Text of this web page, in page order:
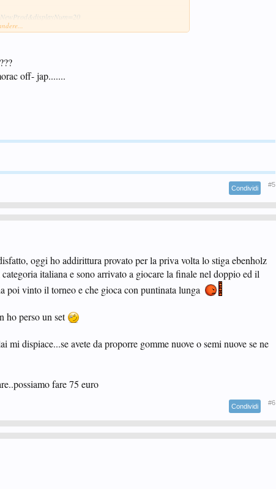
off- jap.......
Condividi #5
oggi ho addirittura provato per la priva volta lo stiga ebenholz
italiana e sono arrivato a giocare la finale nel doppio ed il
poi vinto il torneo e che gioca con puntinata lunga
ho perso un set
dispiace...se avete da proporre gomme nuove o semi nuove se ne
fare 75 euro
Condividi #6